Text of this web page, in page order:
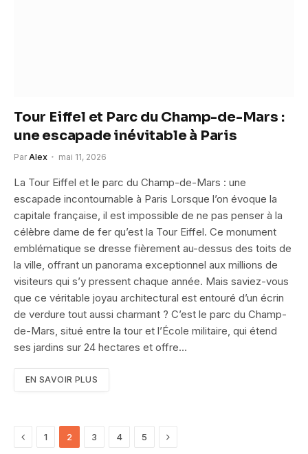
Tour Eiffel et Parc du Champ-de-Mars :
une escapade inévitable à Paris
Par Alex mai 11, 2026
La Tour Eiffel et le parc du Champ-de-Mars : une
escapade incontournable à Paris Lorsque l’on évoque la
capitale française, il est impossible de ne pas penser à la
célèbre dame de fer qu’est la Tour Eiffel. Ce monument
emblématique se dresse fièrement au-dessus des toits de
la ville, offrant un panorama exceptionnel aux millions de
visiteurs qui s’y pressent chaque année. Mais saviez-vous
que ce véritable joyau architectural est entouré d’un écrin
de verdure tout aussi charmant ? C’est le parc du Champ-
de-Mars, situé entre la tour et l’École militaire, qui étend
ses jardins sur 24 hectares et offre…
EN SAVOIR PLUS
Précédent
1 2 3 4 5 Suivante